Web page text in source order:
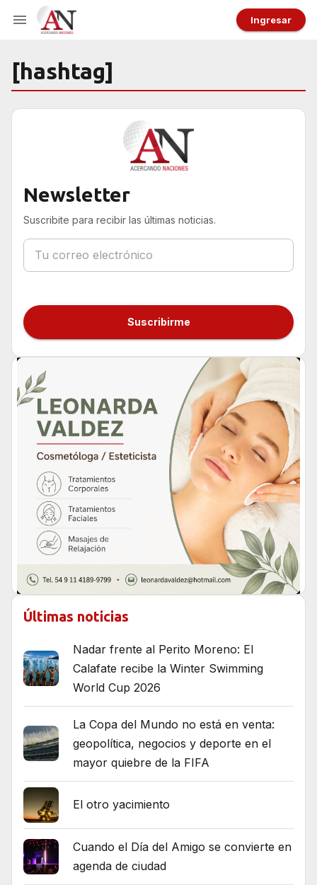
Ingresar
[hashtag]
Newsletter
Suscribite para recibir las últimas noticias.
Suscribirme
Últimas noticias
Nadar frente al Perito Moreno: El
Calafate recibe la Winter Swimming
World Cup 2026
La Copa del Mundo no está en venta:
geopolítica, negocios y deporte en el
mayor quiebre de la FIFA
El otro yacimiento
Cuando el Día del Amigo se convierte en
agenda de ciudad